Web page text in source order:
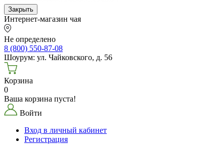
Закрыть
Интернет-магазин чая
Не определено
8 (800) 550-87-08
Шоурум: ул. Чайковского, д. 56
Корзина
0
Ваша корзина пуста!
Войти
Вход в личный кабинет
Регистрация